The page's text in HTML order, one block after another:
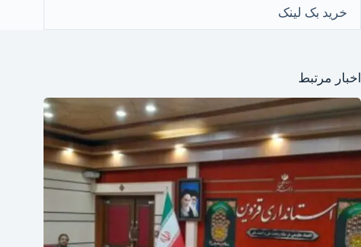
خرید بک لینک
اخبار مرتبط